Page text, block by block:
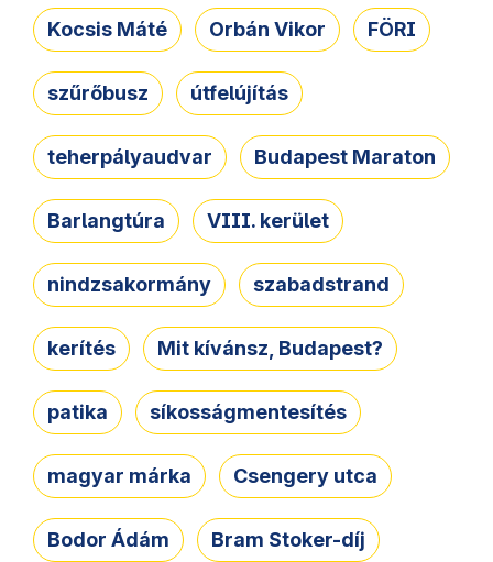
Kocsis Máté Orbán Vikor FÖRI
szűrőbusz útfelújítás
teherpályaudvar Budapest Maraton
Barlangtúra VIII. kerület
nindzsakormány szabadstrand
kerítés Mit kívánsz, Budapest?
patika síkosságmentesítés
magyar márka Csengery utca
Bodor Ádám Bram Stoker-díj